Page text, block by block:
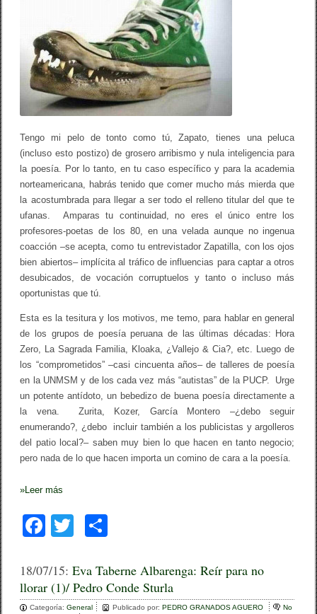
k
X
Z
a
p
a
t
i
l
a
Tengo mi pelo de tonto como tú, Zapato, tienes una peluca
(incluso esto postizo) de grosero arribismo y nula inteligencia para
la poesía. Por lo tanto, en tu caso específico y para la academia
norteamericana, habrás tenido que comer mucho más mierda que
la acostumbrada para llegar a ser todo el relleno titular del que te
ufanas. Amparas tu continuidad, no eres el único entre los
profesores-poetas de los 80, en una velada aunque no ingenua
coacción –se acepta, como tu entrevistador Zapatilla, con los ojos
bien abiertos– implícita al tráfico de influencias para captar a otros
desubicados, de vocación corruptuelos y tanto o incluso más
oportunistas que tú.
Esta es la tesitura y los motivos, me temo, para hablar en general
de los grupos de poesía peruana de las últimas décadas: Hora
Zero, La Sagrada Familia, Kloaka, ¿Vallejo & Cia?, etc. Luego de
los “comprometidos” –casi cincuenta años– de talleres de poesía
en la UNMSM y de los cada vez más “autistas” de la PUCP. Urge
un potente antídoto, un bebedizo de buena poesía directamente a
la vena. Zurita, Kozer, García Montero –¿debo seguir
enumerando?, ¿debo incluir también a los publicistas y argolleros
del patio local?– saben muy bien lo que hacen en tanto negocio;
pero nada de lo que hacen importa un comino de cara a la poesía.
»Leer más
F
c
e
tt
er
m
p
18/07/15:Eva Taberne Albarenga: Reír para no
llorar (1)/ Pedro Conde Sturla
Categoría:General Publicado por:PEDRO GRANADOS AGUERO
No